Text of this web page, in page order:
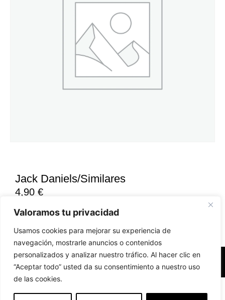
Valoramos tu privacidad
Usamos cookies para mejorar su experiencia de
navegación, mostrarle anuncios o contenidos
personalizados y analizar nuestro tráfico. Al hacer clic en
“Aceptar todo” usted da su consentimiento a nuestro uso
de las cookies.
Jack Daniels/Similares
4,90 €
Accesibilidad Aviso Legal Políticas de Cookies
EN